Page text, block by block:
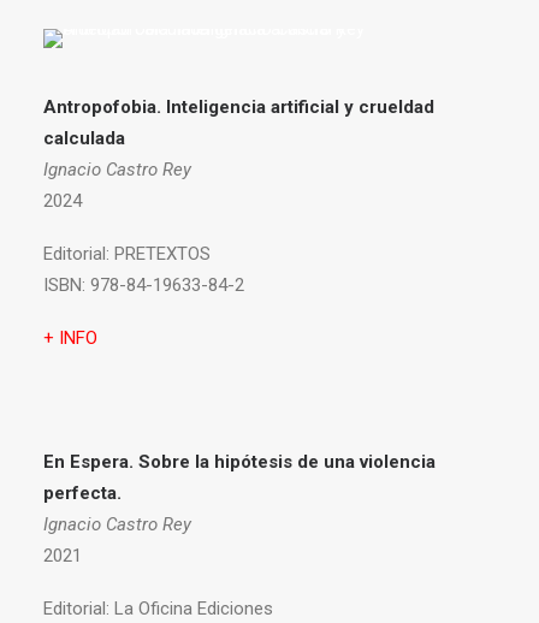
Antropofobia. Inteligencia artificial y crueldad
calculada
Ignacio Castro Rey
2024
Editorial: PRETEXTOS
ISBN: 978-84-19633-84-2
+ INFO
En Espera. Sobre la hipótesis de una violencia
perfecta.
Ignacio Castro Rey
2021
Editorial: La Oficina Ediciones